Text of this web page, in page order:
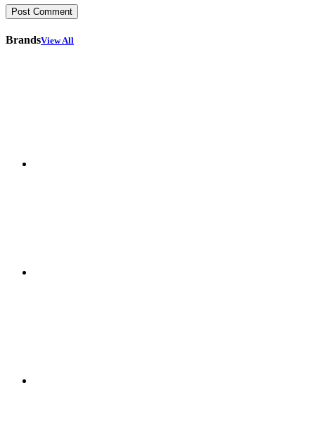
BrandsView All